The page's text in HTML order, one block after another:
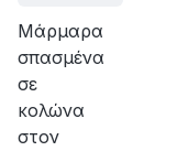
Μάρμαρα
σπασμένα
σε
κολώνα
στον